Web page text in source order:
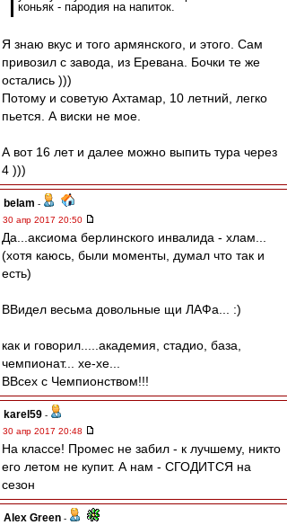
коньяк - пародия на напиток.
Я знаю вкус и того армянского, и этого. Сам
привозил с завода, из Еревана. Бочки те же
остались )))
Потому и советую Ахтамар, 10 летний, легко
пьется. А виски не мое.
А вот 16 лет и далее можно выпить тура через
4 )))
belam -
30 апр 2017 20:50
Да...аксиома берлинского инвалида - хлам...
(хотя каюсь, были моменты, думал что так и
есть)
ВВидел весьма довольные щи ЛАФа... :)
как и говорил.....академия, стадио, база,
чемпионат... хе-хе...
ВВсех с Чемпионством!!!
karel59 -
30 апр 2017 20:48
На классе! Промес не забил - к лучшему, никто
его летом не купит. А нам - СГОДИТСЯ на
сезон
Alex Green -